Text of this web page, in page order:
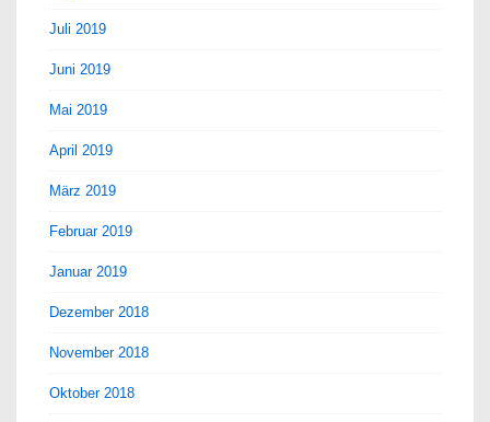
Juli 2019
Juni 2019
Mai 2019
April 2019
März 2019
Februar 2019
Januar 2019
Dezember 2018
November 2018
Oktober 2018